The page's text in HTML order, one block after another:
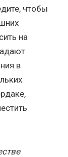
чтобы
на
в